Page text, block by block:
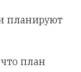
планируют
план